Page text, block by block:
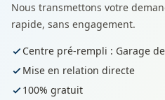
Nous transmettons votre
rapide, sans engagement.
Centre pré-rempli : Garage
Mise en relation directe
100% gratuit